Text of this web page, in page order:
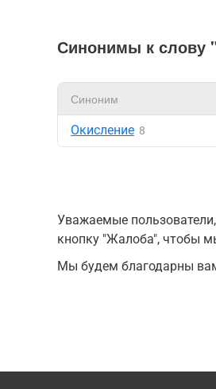
Синонимы к слову
Синоним
Окисление 8
Уважаемые
кнопку "Жалоба", чтобы
Мы будем благодарны